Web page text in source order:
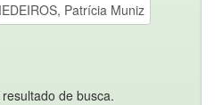
de busca.